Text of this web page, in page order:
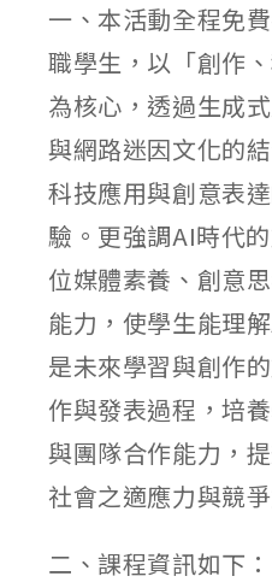
一、本活動全程免
職學生，以「創作
為核心，透過生成式
與網路迷因文化的
科技應用與創意表
驗。更強調AI時代
位媒體素養、創意
能力，使學生能理
是未來學習與創作
作與發表過程，培
與團隊合作能力，
社會之適應力與競爭
二、課程資訊如下：